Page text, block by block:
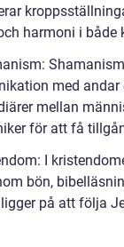
harmoni i både
med
mellan
för att få
I
bön,
på att följa